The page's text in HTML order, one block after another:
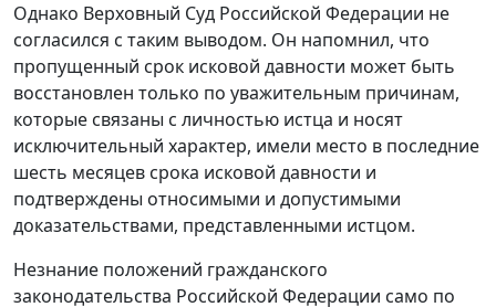
Однако Верховный Суд Российской Федерации не
согласился с таким выводом. Он напомнил, что
пропущенный срок исковой давности может быть
восстановлен только по уважительным причинам,
которые связаны с личностью истца и носят
исключительный характер, имели место в последние
шесть месяцев срока исковой давности и
подтверждены относимыми и допустимыми
доказательствами, представленными истцом.
Незнание положений гражданского
законодательства Российской Федерации само по